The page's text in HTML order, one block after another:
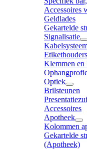
Accessoires
Geldlades
Gekartelde
Signalisatie
Etikethouders
Klemmen en
Optiek
Brilsteunen
Accessoires
Apotheek
Kolommen
Gekartelde
(Apotheek)